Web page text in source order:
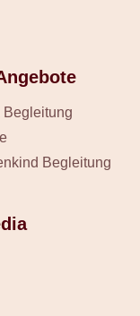
Begleitung
Begleitung